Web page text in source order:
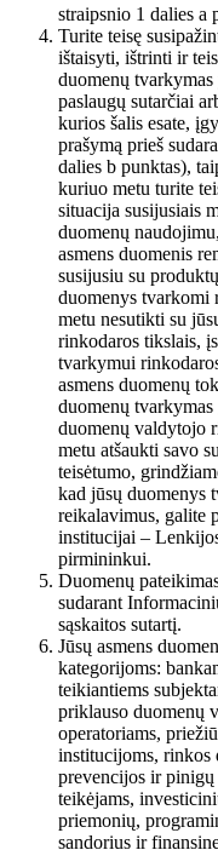
straipsnio 1 dalies a
Turite teisę
ištaisyti, ištrinti ir
duomenų
paslaugų sutarčiai
kurios šalis esate,
prašymą prieš
dalies b punktas),
kuriuo metu turite
situacija susijusiais
duomenų
asmens duomenis
susijusiu su
duomenys tvarkomi
metu nesutikti su
rinkodaros tikslais,
tvarkymui
asmens duomenų
duomenų
duomenų valdytojo
metu atšaukti savo
teisėtumo,
kad jūsų duomenys
reikalavimus, galite
institucijai –
pirmininkui.
Duomenų
sudarant
sąskaitos sutartį.
Jūsų asmens
kategorijoms:
teikiantiems
priklauso duomenų
operatoriams,
institucijoms, rinkos
prevencijos ir
teikėjams,
priemonių,
sandorius ir